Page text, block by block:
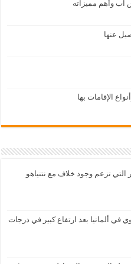
اب وأهم مميزاته
الإقامات بها
التي تزعم وجود خلاف مع نتنياهو
ألمانيا بعد ارتفاع كبير في درجات